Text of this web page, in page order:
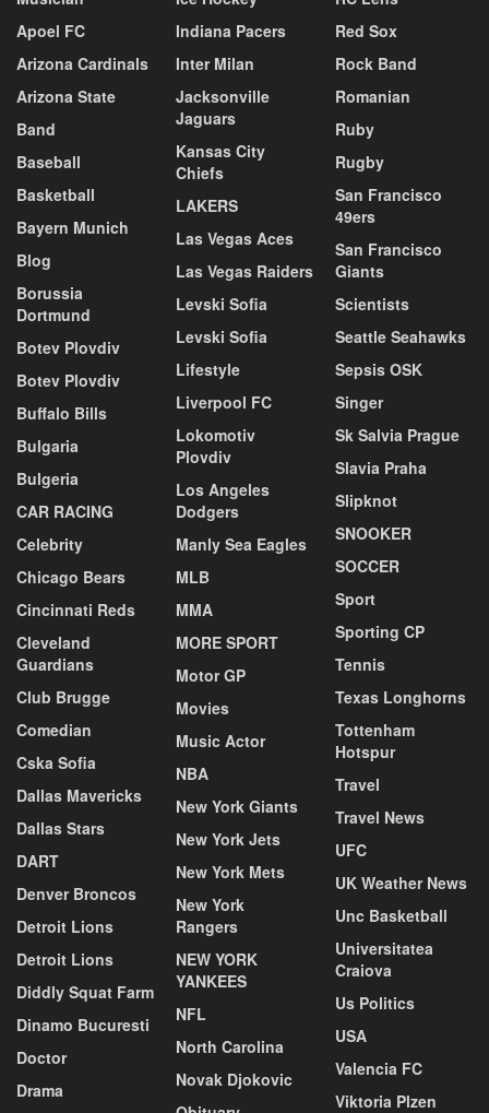
Apoel FC
Arizona Cardinals
Arizona State
Band
Baseball
Basketball
Bayern Munich
Blog
Borussia
Dortmund
Botev Plovdiv
Botev Plovdiv
Buffalo Bills
Bulgaria
Bulgeria
CAR RACING
Celebrity
Chicago Bears
Cincinnati Reds
Cleveland
Guardians
Club Brugge
Comedian
Cska Sofia
Dallas Mavericks
Dallas Stars
DART
Denver Broncos
Detroit Lions
Detroit Lions
Diddly Squat Farm
Dinamo Bucuresti
Doctor
Drama
Indiana Pacers
Inter Milan
Jacksonville
Jaguars
Kansas City
Chiefs
LAKERS
Las Vegas Aces
Las Vegas Raiders
Levski Sofia
Levski Sofia
Lifestyle
Liverpool FC
Lokomotiv
Plovdiv
Los Angeles
Dodgers
Manly Sea Eagles
MLB
MMA
MORE SPORT
Motor GP
Movies
Music Actor
NBA
New York Giants
New York Jets
New York Mets
New York
Rangers
NEW YORK
YANKEES
NFL
North Carolina
Novak Djokovic
Red Sox
Rock Band
Romanian
Ruby
Rugby
San Francisco
49ers
San Francisco
Giants
Scientists
Seattle Seahawks
Sepsis OSK
Singer
Sk Salvia Prague
Slavia Praha
Slipknot
SNOOKER
SOCCER
Sport
Sporting CP
Tennis
Texas Longhorns
Tottenham
Hotspur
Travel
Travel News
UFC
UK Weather News
Unc Basketball
Universitatea
Craiova
Us Politics
USA
Valencia FC
Viktoria Plzen